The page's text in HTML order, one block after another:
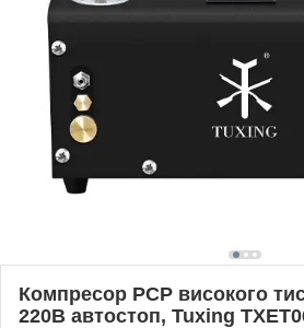
Компресор PCP високого
220В автостоп, Tuxing